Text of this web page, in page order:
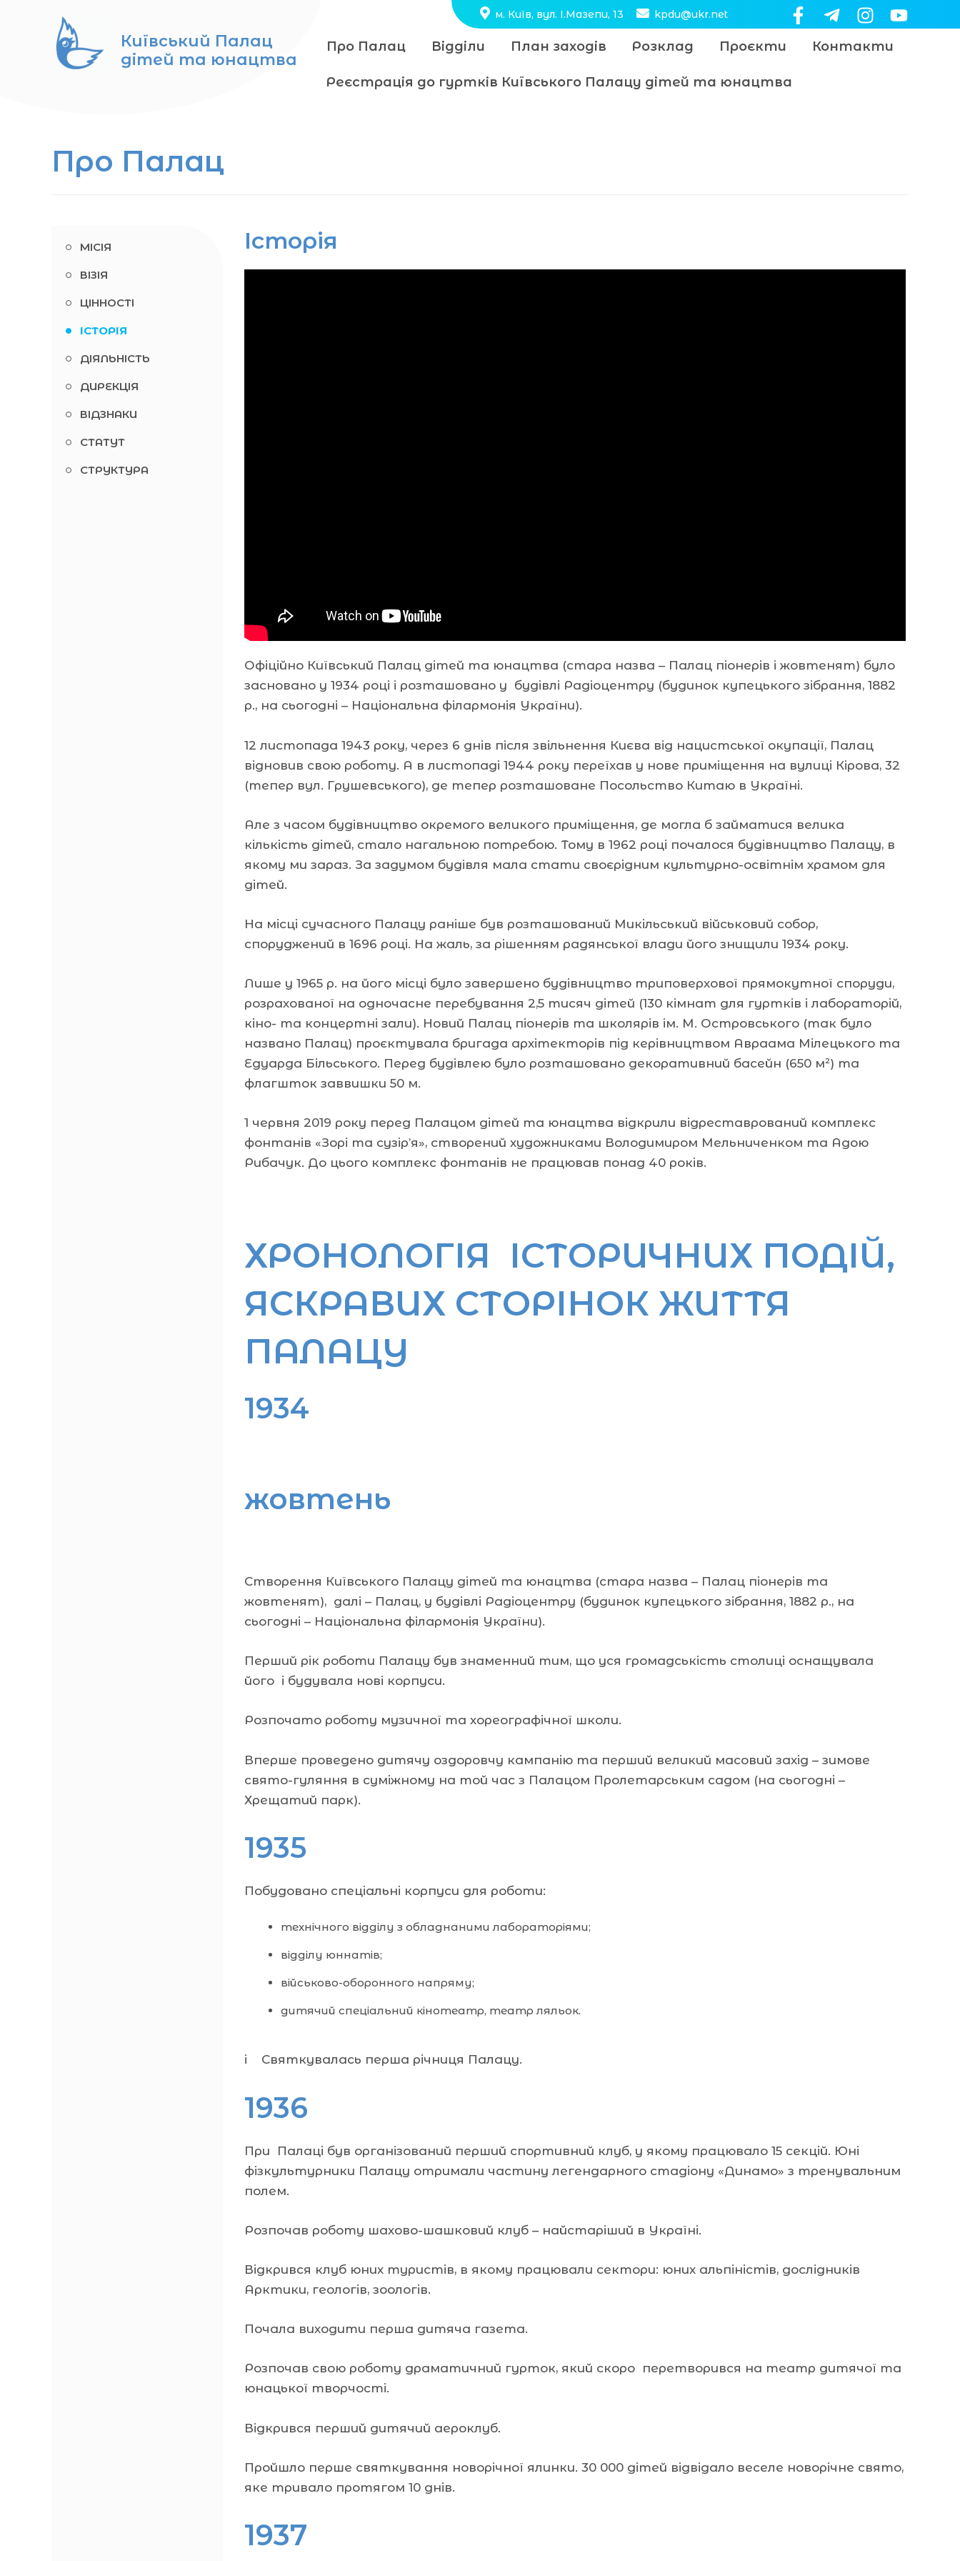
м. Київ, вул. І.Мазепи, 13 kpdu@ukr.net
Київський Палац
дітей та юнацтва
Про Палац Відділи План заходів Розклад Проєкти Контакти
Реєстрація до гуртків Київського Палацу дітей та юнацтва
Про Палац
МІСІЯ
ВІЗІЯ
ЦІННОСТІ
ІСТОРІЯ
ДІЯЛЬНІСТЬ
ДИРЕКЦІЯ
ВІДЗНАКИ
СТАТУТ
СТРУКТУРА
Історія
Офіційно Київський Палац дітей та юнацтва (стара назва – Палац піонерів і жовтенят) було
засновано у 1934 році і розташовано у будівлі Радіоцентру (будинок купецького зібрання, 1882
р., на сьогодні – Національна філармонія України).
12 листопада 1943 року, через 6 днів після звільнення Києва від нацистської окупації, Палац
відновив свою роботу. А в листопаді 1944 року переїхав у нове приміщення на вулиці Кірова, 32
(тепер вул. Грушевського), де тепер розташоване Посольство Китаю в Україні.
Але з часом будівництво окремого великого приміщення, де могла б займатися велика
кількість дітей, стало нагальною потребою. Тому в 1962 році почалося будівництво Палацу, в
якому ми зараз. За задумом будівля мала стати своєрідним культурно-освітнім храмом для
дітей.
На місці сучасного Палацу раніше був розташований Микільський військовий собор,
споруджений в 1696 році. На жаль, за рішенням радянської влади його знищили 1934 року.
Лише у 1965 р. на його місці було завершено будівництво триповерхової прямокутної споруди,
розрахованої на одночасне перебування 2,5 тисяч дітей (130 кімнат для гуртків і лабораторій,
кіно- та концертні зали). Новий Палац піонерів та школярів ім. М. Островського (так було
названо Палац) проєктувала бригада архітекторів під керівництвом Авраама Мілецького та
Едуарда Більського. Перед будівлею було розташовано декоративний басейн (650 м²) та
флагшток заввишки 50 м.
1 червня 2019 року перед Палацом дітей та юнацтва відкрили відреставрований комплекс
фонтанів «Зорі та сузір’я», створений художниками Володимиром Мельниченком та Адою
Рибачук. До цього комплекс фонтанів не працював понад 40 років.
ХРОНОЛОГІЯ ІСТОРИЧНИХ ПОДІЙ,
ЯСКРАВИХ СТОРІНОК ЖИТТЯ
ПАЛАЦУ
1934
жовтень
Створення Київського Палацу дітей та юнацтва (стара назва – Палац піонерів та
жовтенят), далі – Палац, у будівлі Радіоцентру (будинок купецького зібрання, 1882 р., на
сьогодні – Національна філармонія України).
Перший рік роботи Палацу був знаменний тим, що уся громадськість столиці оснащувала
його і будувала нові корпуси.
Розпочато роботу музичної та хореографічної школи.
Вперше проведено дитячу оздоровчу кампанію та перший великий масовий захід – зимове
свято-гуляння в суміжному на той час з Палацом Пролетарським садом (на сьогодні –
Хрещатий парк).
1935
Побудовано спеціальні корпуси для роботи:
технічного відділу з обладнаними лабораторіями;
відділу юннатів;
військово-оборонного напряму;
дитячий спеціальний кінотеатр, театр ляльок.
і Святкувалась перша річниця Палацу.
1936
При Палаці був організований перший спортивний клуб, у якому працювало 15 секцій. Юні
фізкультурники Палацу отримали частину легендарного стадіону «Динамо» з тренувальним
полем.
Розпочав роботу шахово-шашковий клуб – найстаріший в Україні.
Відкрився клуб юних туристів, в якому працювали сектори: юних альпіністів, дослідників
Арктики, геологів, зоологів.
Почала виходити перша дитяча газета.
Розпочав свою роботу драматичний гурток, який скоро перетворився на театр дитячої та
юнацької творчості.
Відкрився перший дитячий аероклуб.
Пройшло перше святкування новорічної ялинки. 30 000 дітей відвідало веселе новорічне свято,
яке тривало протягом 10 днів.
1937